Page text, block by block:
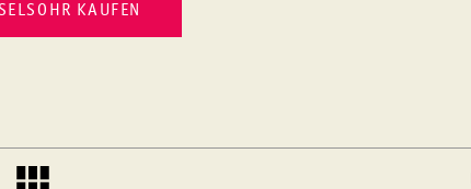
KAUFEN